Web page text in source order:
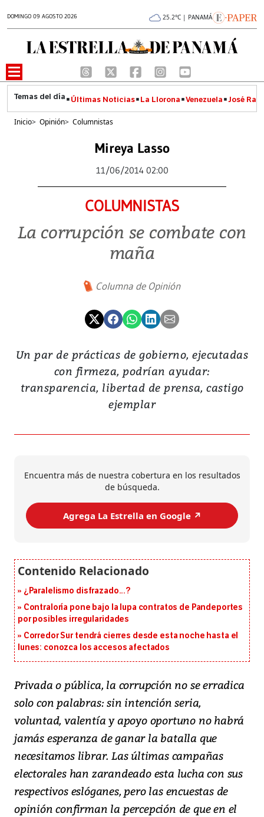
DOMINGO 09 AGOSTO 2026 25.2°C | PANAMÁ
Últimas Noticias La Llorona Venezuela José
Inicio> Opinión> Columnistas
Mireya Lasso
11/06/2014 02:00
COLUMNISTAS
La corrupción se combate con
maña
Columna de Opinión
Un par de prácticas de gobierno, ejecutadas
con firmeza, podrían ayudar:
transparencia, libertad de prensa, castigo
ejemplar
Encuentra más de nuestra cobertura en los resultados
de búsqueda.
Agrega La Estrella en Google ↗️
¿Paralelismo disfrazado...?
Contraloría pone bajo la lupa contratos de Pandeportes
por posibles irregularidades
Corredor Sur tendrá cierres desde esta noche hasta el
lunes: conozca los accesos afectados
Privada o pública, la corrupción no se erradica
solo con palabras: sin intención seria,
voluntad, valentía y apoyo oportuno no habrá
jamás esperanza de ganar la batalla que
necesitamos librar. Las últimas campañas
electorales han zarandeado esta lucha con sus
respectivos eslóganes, pero las encuestas de
opinión confirman la percepción de que en el